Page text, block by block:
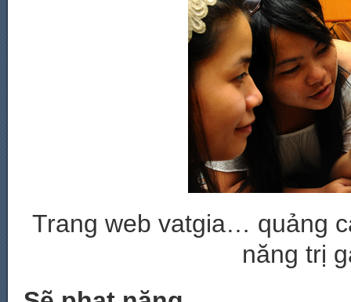
Trang web vatgia… quảng
năng trị